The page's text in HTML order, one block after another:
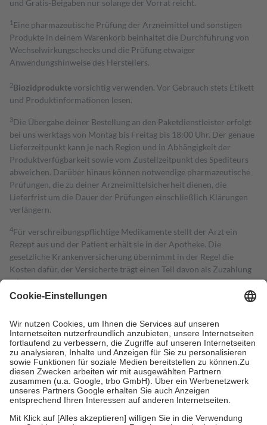
und Gratis-Beigaben nur solange der Vorrat reicht.
1 Eine pharmazeutische Prüfung der Arzneimittel und sonstigen
Produkte in deinem Warenkorb beinhaltet die Durchführung von
Wechselwirkungschecks und die Prüfung etwaiger
Anwendungshinweise des Herstellers.
2Biozidproduktevorsichtig verwenden. Vor Gebrauch stets Etikett
und Produktinformationen lesen.
3Die Übergabe deiner Bestellung an den Paketdienstleister erfolgt
bei uns werktags von Montag bis Freitag bis 18:00 Uhr. Der genaue
Lieferzeitpunkt kann je nach Region und in Abhängigkeit der
Produktverfügbarkeit sowie vom Zustellzeitpunkt des Spediteurs
abweichen. Darüber hinaus können notwendige pharmazeutische
Prüfungen, die zu deiner Arzneimittelsicherheit dienen, die
Lieferfrist um die Dauer der Prüfungen einschließlich Klärungen
verlängern.
4Für verschreibungspflichtige Medikamente stellt der Arzt ein
Rezept aus und der Patient erhält sie in der Apotheke. Die
gesetzliche Krankenversicherung übernimmt in der Regel die
Kosten dafür, der Versicherte trägt einen Teil davon als Zuzahlung
mit.
Grundsätzlich leisten Mitglieder Zuzahlungen in Höhe von zehn
höchstens zehn Euro.
Es sind jedoch nie mehr als die tatsächlichen
Kosten der Leistung zu entrichten.
Diese Regeln gelten grundsätzlich auch für Online-Apotheken.
Bei Heilmitteln und häuslicher Krankenpflege beträgt die
Zuzahlung zehn Prozent der Kosten sowie zehn Euro je
Verordnung.
Um das Engagement der Versicherten für ihre eigene Gesundheit zu
stärken und die besondere Stellung der Familie zu unterstützen,
fallenkeine Zuzahlungenan bei: